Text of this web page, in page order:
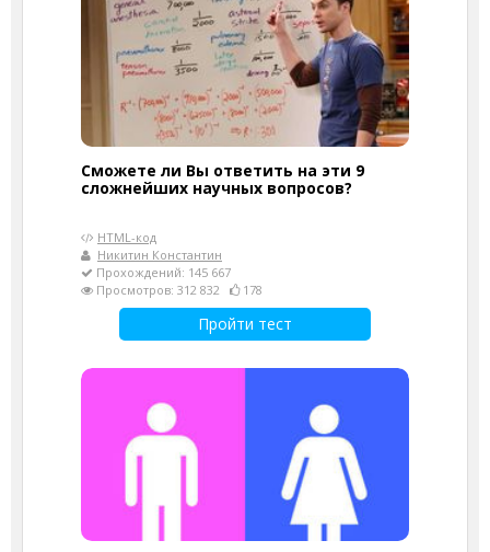
Сможете ли Вы ответить на эти 9
сложнейших научных вопросов?
HTML-код
Никитин Константин
Прохождений: 145 667
Просмотров: 312 832
178
Пройти тест